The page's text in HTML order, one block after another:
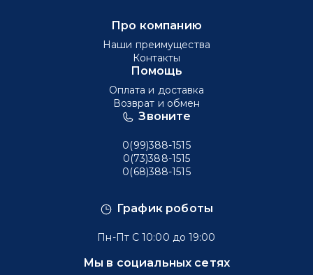
График роботы
Пн-Пт С 10:00 до 19:00
Мы в социальных сетях
Звоните
0(99)388-1515
0(73)388-1515
0(68)388-1515
Про компанию
Наши преимущества
Контакты
Помощь
Оплата и доставка
Возврат и обмен